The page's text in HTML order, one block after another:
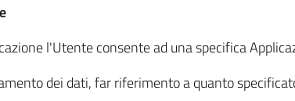
l'Utente consente ad una specifica
dei dati, far riferimento a quanto